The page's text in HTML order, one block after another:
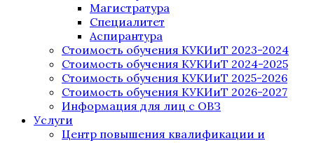
Магистратура
Специалитет
Аспирантура
Стоимость обучения КУКИиТ 2023-2024
Стоимость обучения КУКИиТ 2024-2025
Стоимость обучения КУКИиТ 2025-2026
Стоимость обучения КУКИиТ 2026-2027
Информация для лиц с ОВЗ
Услуги
Центр повышения квалификации и